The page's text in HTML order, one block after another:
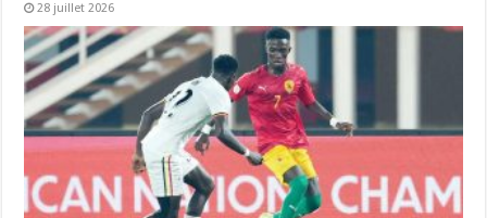
28 juillet 2026